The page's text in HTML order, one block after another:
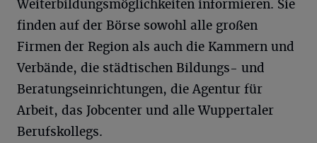
Weiterbildungsmöglichkeiten informieren. Sie
finden auf der Börse sowohl alle großen
Firmen der Region als auch die Kammern und
Verbände, die städtischen Bildungs- und
Beratungseinrichtungen, die Agentur für
Arbeit, das Jobcenter und alle Wuppertaler
Berufskollegs.